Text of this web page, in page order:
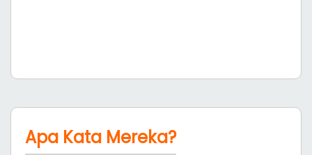
Apa Kata Mereka?